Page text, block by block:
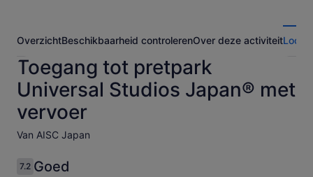
OverzichtBeschikbaarheid controlerenOver deze activiteit
Toegang tot pretpark
Universal Studios Japan® met
vervoer
Van AISC Japan
7.27.2 van 10
Goed